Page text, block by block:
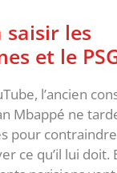
saisir les
et le
l’ancien
Mbappé ne
pour contraindre
ce qu’il lui doit.